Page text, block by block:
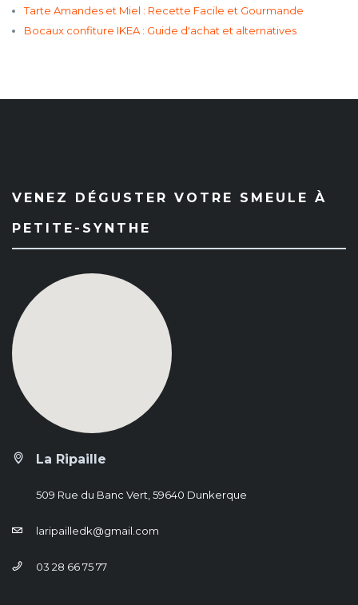
Tarte Amandes et Miel : Recette Facile et Gourmande
Bocaux confiture IKEA : Guide d'achat et alternatives
VENEZ DÉGUSTER VOTRE SMEULE À
PETITE-SYNTHE
La Ripaille
509 Rue du Banc Vert, 59640 Dunkerque
laripailledk@gmail.com
03 28 66 75 77